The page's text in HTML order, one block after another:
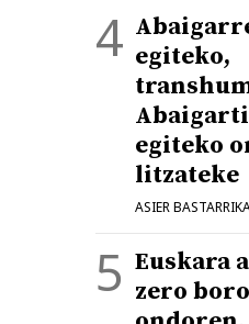
egiteko,
egiteko
litzateke
ASIER
Euskara
zero